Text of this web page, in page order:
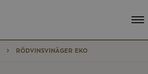
RÖDVINSVINÄGER EKO